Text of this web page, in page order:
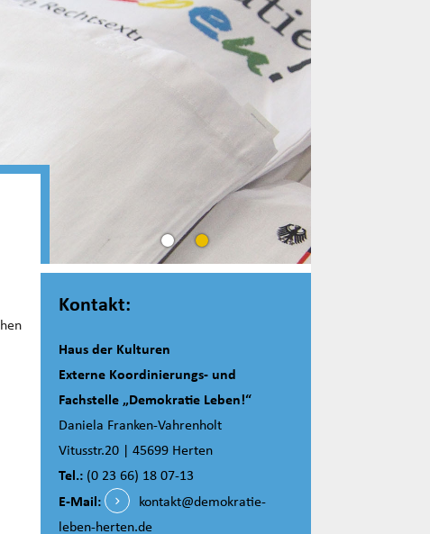
Kontakt:
Haus der Kulturen
Externe Koordinierungs- und
Fachstelle „Demokratie Leben!“
Daniela Franken-Vahrenholt
Vitusstr.20 | 45699 Herten
Tel.: (0 23 66) 18 07-13
E-Mail:
kontakt@demokratie-
leben-herten.de